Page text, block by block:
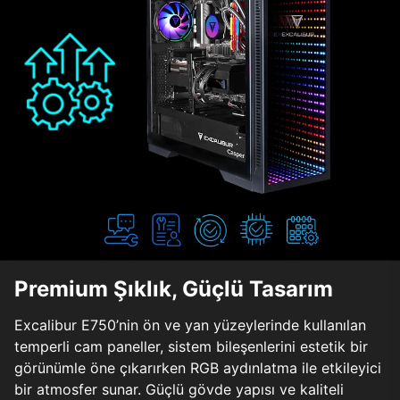
Premium Şıklık, Güçlü Tasarım
Excalibur E750’nin ön ve yan yüzeylerinde kullanılan
temperli cam paneller, sistem bileşenlerini estetik bir
görünümle öne çıkarırken RGB aydınlatma ile etkileyici
bir atmosfer sunar. Güçlü gövde yapısı ve kaliteli